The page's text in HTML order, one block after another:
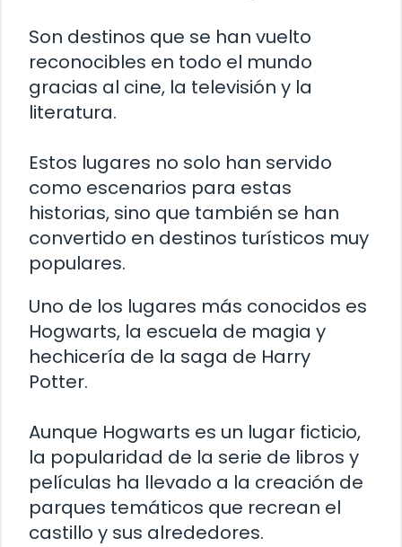
Son destinos que se han vuelto
reconocibles en todo el mundo
gracias al cine, la televisión y la
literatura.
Estos lugares no solo han servido
como escenarios para estas
historias, sino que también se han
convertido en destinos turísticos muy
populares.
Uno de los lugares más conocidos es
Hogwarts, la escuela de magia y
hechicería de la saga de Harry
Potter.
Aunque Hogwarts es un lugar ficticio,
la popularidad de la serie de libros y
películas ha llevado a la creación de
parques temáticos que recrean el
castillo y sus alrededores.